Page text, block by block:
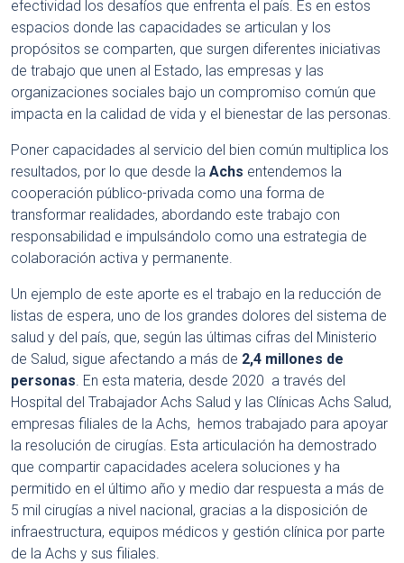
efectividad los desafíos que enfrenta el país. Es en estos
espacios donde las capacidades se articulan y los
propósitos se comparten, que surgen diferentes iniciativas
de trabajo que unen al Estado, las empresas y las
organizaciones sociales bajo un compromiso común que
impacta en la calidad de vida y el bienestar de las personas.
Poner capacidades al servicio del bien común multiplica los
resultados, por lo que desde la Achs entendemos la
cooperación público-privada como una forma de
transformar realidades, abordando este trabajo con
responsabilidad e impulsándolo como una estrategia de
colaboración activa y permanente.
Un ejemplo de este aporte es el trabajo en la reducción de
listas de espera, uno de los grandes dolores del sistema de
salud y del país, que, según las últimas cifras del Ministerio
de Salud, sigue afectando a más de 2,4 millones de
personas. En esta materia, desde 2020 a través del
Hospital del Trabajador Achs Salud y las Clínicas Achs Salud,
empresas filiales de la Achs, hemos trabajado para apoyar
la resolución de cirugías. Esta articulación ha demostrado
que compartir capacidades acelera soluciones y ha
permitido en el último año y medio dar respuesta a más de
5 mil cirugías a nivel nacional, gracias a la disposición de
infraestructura, equipos médicos y gestión clínica por parte
de la Achs y sus filiales.